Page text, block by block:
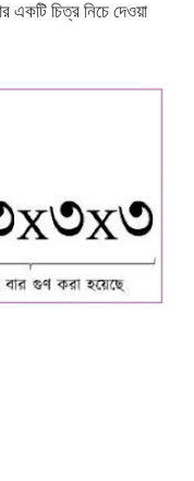
একটি চিত্র নিচে দেওয়া